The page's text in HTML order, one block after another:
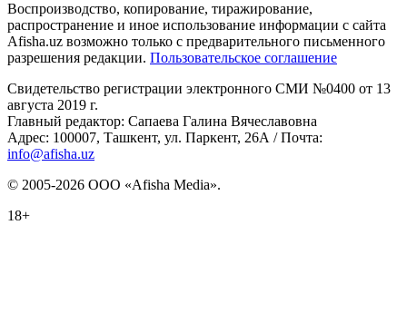
Воспроизводство, копирование, тиражирование,
распространение и иное использование информации с сайта
Afisha.uz возможно только с предварительного письменного
разрешения редакции. Пользовательское соглашение
Свидетельство регистрации электронного СМИ №0400 от 13
августа 2019 г.
Главный редактор: Сапаева Галина Вячеславовна
Адрес: 100007, Ташкент, ул. Паркент, 26А / Почта:
info@afisha.uz
© 2005-2026 ООО «Afisha Media».
18+